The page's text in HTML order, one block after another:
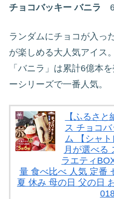
チョコバッキー バニラ
ランダムにチョコが入っ
が楽しめる大人気アイス。
「バニラ」は累計6億本
ーシリーズで一番人気。
【ふるさ
ス チョコ
ム 【シャ
月が選べる
ラエティ
量 食べ比べ 人気 定番
夏 休み 母の日 父の日